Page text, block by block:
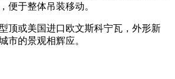
便于整体吊装移动。
顶或美国进口欧文斯科宁瓦，外形新
市的景观相辉应。